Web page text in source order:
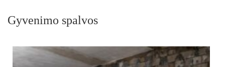
Gyvenimo spalvos